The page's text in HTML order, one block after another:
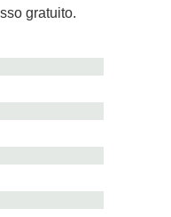
gratuito.